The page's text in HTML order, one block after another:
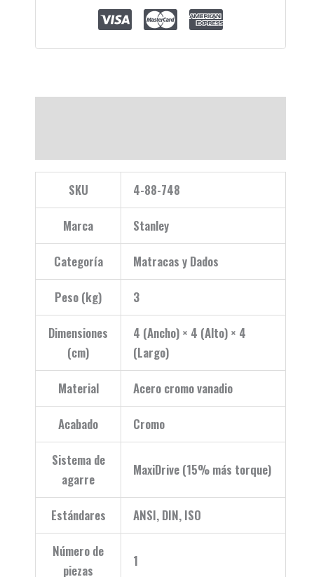
SKU 4-88-748
Marca Stanley
Categoría Matracas y Dados
Peso (kg) 3
Dimensiones
(cm)
4 (Ancho) × 4 (Alto) × 4
(Largo)
Material Acero cromo vanadio
Acabado Cromo
Sistema de
agarre
MaxiDrive (15% más torque)
Estándares ANSI, DIN, ISO
Número de
piezas
1